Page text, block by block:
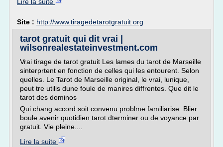
Site : http://www.tiragedetarotgratuit.org
tarot gratuit qui dit vrai |
wilsonrealestateinvestment.com
Vrai tirage de tarot gratuit Les lames du tarot de Marseille
sinterprtent en fonction de celles qui les entourent. Selon
quelles. Le Tarot de Marseille original, le vrai, lunique,
peut tre utilis dune foule de manires diffrentes. Que dit le
tarot des dominos
Qui chang accord soit convenu problme familiarise. Blier
boule avenir quotidien tarot dterminer ou de voyance par
gratuit. Vie pleine....
Lire la suite